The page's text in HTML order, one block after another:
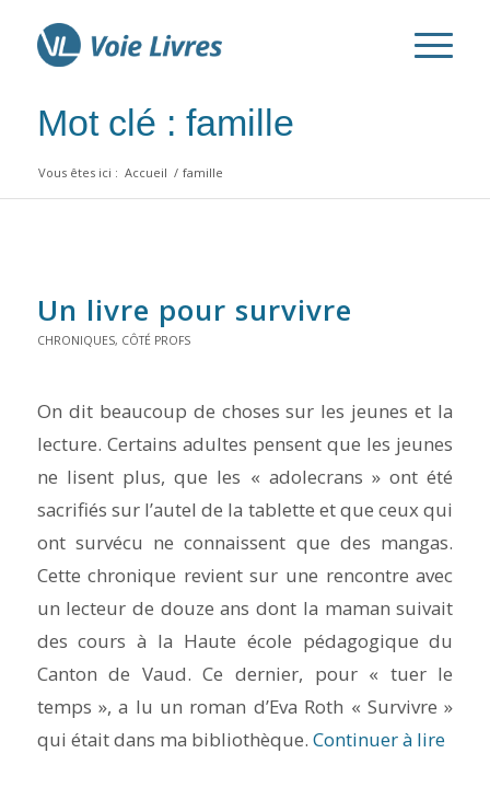
Mot clé : famille
Vous êtes ici : Accueil / famille
Un livre pour survivre
CHRONIQUES, CÔTÉ PROFS
On dit beaucoup de choses sur les jeunes et la
lecture. Certains adultes pensent que les jeunes
ne lisent plus, que les « adolecrans » ont été
sacrifiés sur l’autel de la tablette et que ceux qui
ont survécu ne connaissent que des mangas.
Cette chronique revient sur une rencontre avec
un lecteur de douze ans dont la maman suivait
des cours à la Haute école pédagogique du
Canton de Vaud. Ce dernier, pour « tuer le
temps », a lu un roman d’Eva Roth « Survivre »
qui était dans ma bibliothèque. Continuer à lire